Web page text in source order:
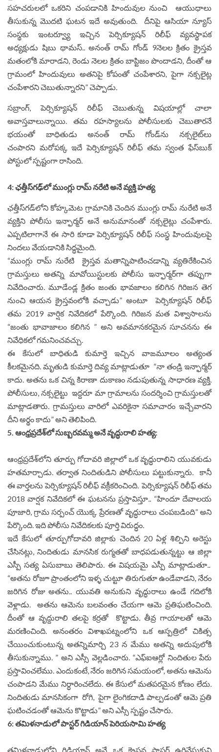
సహచరులలో ఒకరిని చంపడానికి హిందువుల నుంచి ఆయుధాలు
తీసుకున్న మొదటి ఘటన ఇదే అవుతుంది. దీనిపై ఆసియా న్యూస్‌
సంస్థకు ఇంటర్వ్యూ ఇచ్చిన పెర్సిక్యూషన్ రిలీఫ్ వ్యవస్థాపక
అధ్యక్షుడు షిబు థామస్.. అనంత్ రామ్ గోండ్ 9నెలల క్రితం క్రైస్తవ
మతంలోకి మారాడ‌ని, రెండు నెలల క్రితం బాప్టిజం పొందాడ‌ని, దీంతో ఆ
గ్రామంలో హిందువులు అత‌నిపై కోపంతో చంపేశార‌ని, పైగా న‌క్స‌లైట్ల
చంపేశార‌ని చెబుతున్నార‌ని” చెప్పాడు.
సబ్రాంగ్, పెర్సిక్యూషన్ రిలీఫ్ చెబుతున్న విష‌యాల్లో చాలా
అవాస్త‌వాలున్నాయి. త‌మ రహస్యాలను పోలీసులకు చెబుతార‌నే
భయంతో బాధితుడు అనంత్ రామ్ గోండ్‌ను నక్సలైట్‌లు
చంపారని మరోపక్క ఇదే పెర్సిక్యూషన్ రిలీఫ్ తమ స్వంత ఫేస్‌బుక్
పోస్టులో స్పష్టంగా రాసింది.
4: ఛత్తీస్‌గ‌ఢ్‌లో ముంగ్లు రామ్ నరేటి అనే వ్య‌క్తి హత్య
ఛత్తీస్‌గడ్‌లోని కోహ్కమెట గ్రామానికి చెందిన ముంగ్లు రామ్ నురేటి అనే
వ్యక్తిని పోలీసు ఇన్ఫార్మర్ అనే అనుమానంతో నక్సలైట్లు చంపేశారు.
ఎప్పటిలాగానే ఈ సారి కూడా పెర్సిక్యూషన్ రిలీఫ్ సంస్థ హిందువులపై
నింద‌లు వేయ‌డానికి సిద్ధమైంది.
“ముంగ్లు రామ్ నురేటి క్రైస్తవ మ‌తాన్నిపాటించడాన్ని వ్యతిరేకించిన
గ్రామస్తులు అతన్ని మావోయిస్టులకు పోలీసు ఇన్ఫార్మర్‌గా తప్పుగా
నివేదించారు. మూడేండ్ల క్రితం జంతు భావ‌జాలం క‌లిగిన గిరిజ‌న తెగ
నుంచి ఆయ‌న క్రైస్త‌వంలోకి వ‌చ్చాడు” అంటూ పెర్సిక్యూషన్ రిలీఫ్
తమ 2019 వార్షిక నివేదికలో పేర్కొంది. గిరిజన మత విశ్వాసాలను
“జంతు భావాజాలం క‌లిగిన ” అని అవమానకరమైన సూచనను ఈ
నివేధిక‌లో గ‌మ‌నించ‌వ‌చ్చు.
ఈ కేసులో బాధితుడి కుమార్తె ఇచ్చిన వాఙమూలం అత్యంత
కీలకమైనది. మృతుడి కుమార్తె దివ్య మాట్లాడుతూ “నా తండ్రి ఇన్ఫార్మర్
కాదు. అతను ఒక చిన్న కిరాణా దుకాణం నడుపుతున్న సాధారణ వ్యక్తి.
పోలీసులు, నక్సలైట్టు ఇద్దరూ మా గ్రామాలను సందర్శించి గ్రామస్తులతో
మాట్లాడతారు. గ్రామస్తులు వారిలో ఎవరికైనా సమాచారం ఇచ్చేవారని
దీని అర్థం కాదు” అని తెలిపింది.
5. ఆంధ్ర‌ప్ర‌దేశ్‌లో సుబ్బరవమ్మ అనే వృద్ధురాలి హత్య:
ఆంధ్రప్రదేశ్‌లోని తూర్పు గోదావరి జిల్లాలో ఒక వృద్ధురాలిని యువకుడు
హతమార్చాడు. తర్వాత నిందితుడిని పోలీసులు పట్టుకున్నారు. కానీ
ఈ వార్తలను పెర్సిక్యూషన్ రిలీఫ్ వక్రీకరించింది. పెర్సిక్యూషన్ రిలీఫ్ తమ
2018 వార్ష‌క నివేదిక‌లో ఈ ఘటనను ప్రస్తావిస్తూ.. “హిందూ దేవాలయ
పూజారి, గ్రామ సర్పంచ్ యొక్క ప్రేరణతో వృద్ధురాలు చంప‌బ‌డింది” అని
పేర్కొంది. ఇది పోలీసు నివేదిక‌ల‌కు పూర్తి విరుద్ధం.
ఇదే కేసులో తూర్పుగోదావరి జిల్లాకు చెందిన 20 ఏళ్ల శిల్పిని అరెస్టు
చేసినట్లు, నిందితుడు మానసిక రుగ్మతతో బాధపడుతున్నట్టు ఆ జిల్లా
ఎస్పీ సత్య ఏసుబాబు తెలిపారు. ఈ విషయమై ఎస్పీ మాట్లాడుతూ..
“అతను రోజూ ప్రాంతంలోని ఇళ్ళ చుట్టూ తిరుగుతూ ఉండేవాడని, నేరం
జరిగిన రోజు అతను.. యువ‌తి అనుకుని వృద్ధురాలు ఉండే గ‌దిలోకి
వెళ్లాడు. అతను ఆమెను బ‌ల‌వంతం చేయగా ఆమె ప్రతిఘటించింది.
దీంతో ఆ వృద్దురాలి త‌ల‌పై క‌ర్ర‌తో కొట్టాడు. తీవ్ర గాయాల‌తో ఆమె
మ‌ర‌ణించింది. అనంత‌రం విశాఖపట్నంలోని ఒక ఆస్ప‌త్రిలో చికిత్స
చేయించుకుంటున్న అత‌న్నిమార్చి 23 న మేము అతన్ని అదుపులోకి
తీసుకున్నాము. ” అని ఎస్సీ వెల్ల‌డించారు. “ఎఫ్ఐఆర్లో నిందితుల పేరు
ప్రస్తావించలేము. ఎందుకంటే, నేరం జరిగిన సమయంలో, అతను ఆమెను
చంపాడని మేము నిర్ధారించలేదు. ఈ కేసులో మతపరమైన కోణం లేదు.
నిందితుడు మానసికంగా రోగి, పైగా లైంగిక‌దాడి పాల్ప‌డంతో ఆమె ప్ర‌తి
ఘ‌టించ‌డంతో ఆమెను కొట్టాడు” అని ఎస్సీ స్పష్టం చేసారు.
6: తమిళనాడులో పాస్టర్ గిడియాన్ పెరియసామి హత్య
త‌మిళ‌నాడులోని గిడియాన్ అనే ఒక క్రైస్తవ పాస్టర్ ఉరివేసుకుని